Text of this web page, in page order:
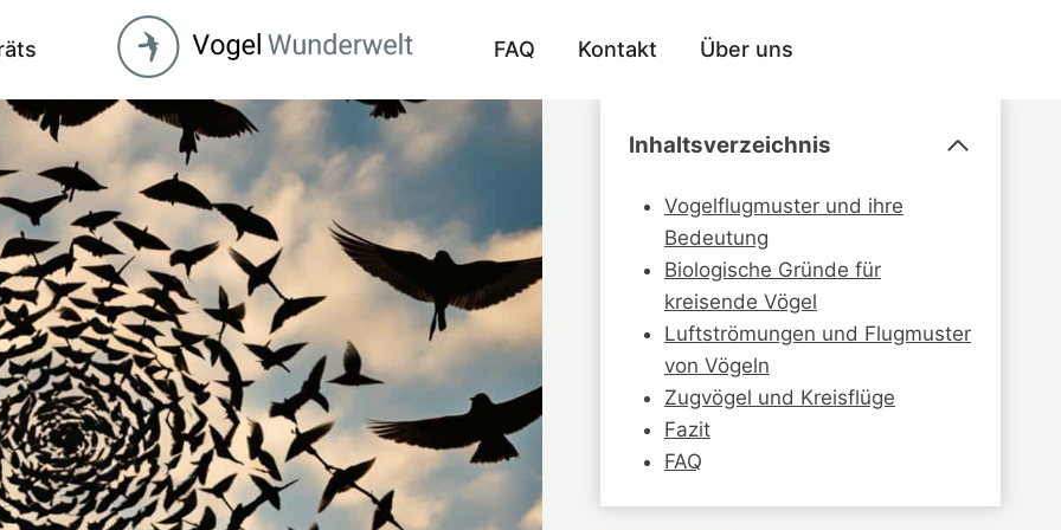
FAQ Kontakt Über uns
Inhaltsverzeichnis
Vogelflugmuster und ihre
Bedeutung
Biologische Gründe für
kreisende Vögel
Luftströmungen und Flugmuster
von Vögeln
Zugvögel und Kreisflüge
Fazit
FAQ